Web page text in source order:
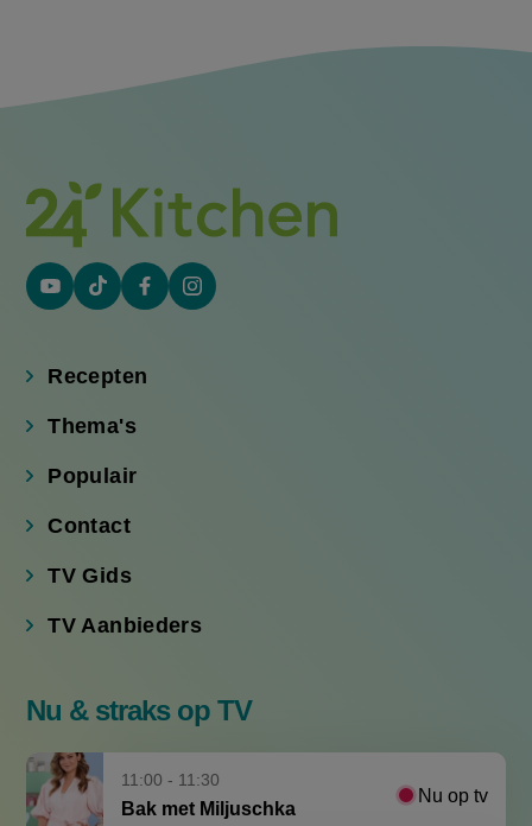
YouTube
(externe
Tiktok
(externe
Facebook
(externe
Instagram
(externe
Thema's
Populair
Contact
TV Gids
TV Aanbieders
Bak met Miljuschka